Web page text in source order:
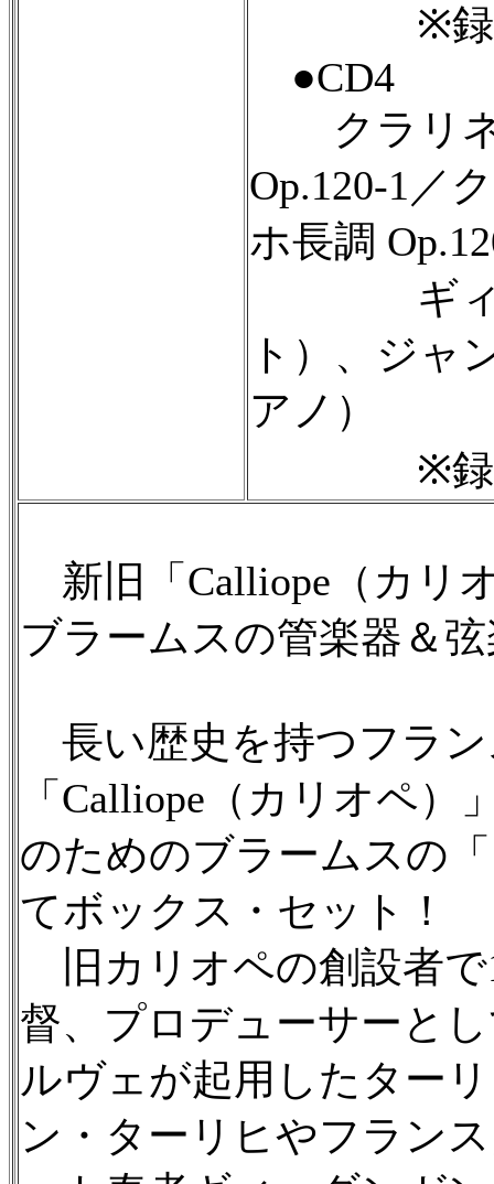
※録音：
●CD4
クラリネ
Op.120-1／
ホ長調
ギィ・
ト）、ジャ
アノ）
※録音：
新旧「Calliope（カリ
ブラームスの管楽器＆
長い歴史を持つフラ
「Calliope（カリオペ
のためのブラームスの
てボックス・セット！
旧カリオペの創設者で
督、プロデューサーと
ルヴェが起用したター
ン・ターリヒやフラン